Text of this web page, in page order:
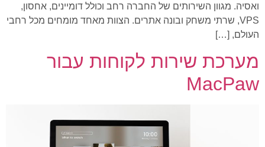
ואסיה. מגוון השירותים של החברה רחב וכולל דומיינים, אחסון,
VPS, שרתי משחק ובונה אתרים. הצוות מאחד מומחים מכל רחבי
העולם, […]
מערכת שירות לקוחות עבור
MacPaw